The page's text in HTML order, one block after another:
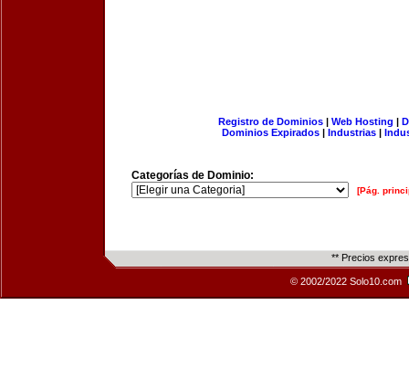
Registro de Dominios| Web Hosting |
Dominios Expirados | Industrias |
Categorías de Dominio:
[Pág.
** Precios
© 2002/2022 Solo10.com